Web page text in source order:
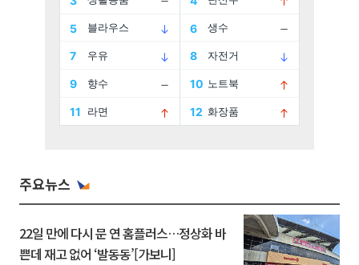
주요뉴스
22일 만에 다시 문 연 홈플러스…정상화 바
쁜데 재고 없어 ‘발동동’[가보니]